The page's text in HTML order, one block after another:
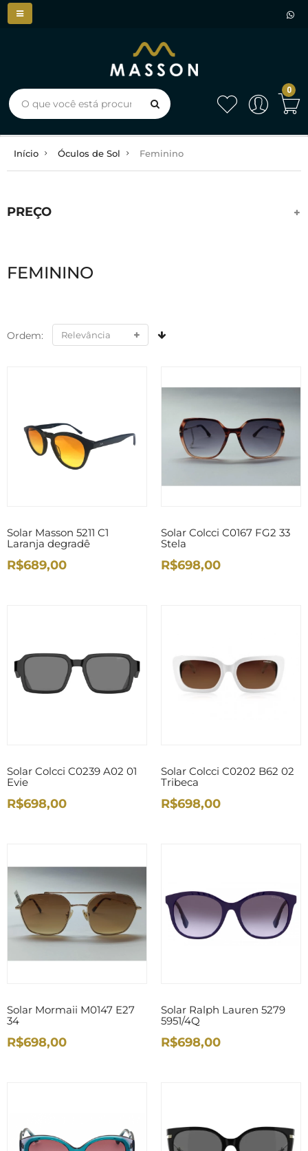
0
Início Óculos de Sol Feminino
PREÇO
FEMININO
Ordem:
Solar Masson 5211 C1
Laranja degradê
R$689,00
Solar Colcci C0167 FG2 33
Stela
R$698,00
Solar Colcci C0239 A02 01
Evie
R$698,00
Solar Colcci C0202 B62 02
Tribeca
R$698,00
Solar Mormaii M0147 E27
34
R$698,00
Solar Ralph Lauren 5279
5951/4Q
R$698,00